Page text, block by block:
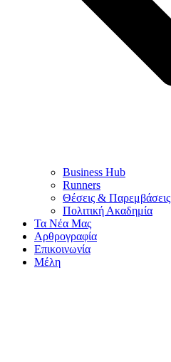
Business Hub
Runners
Θέσεις & Παρεμβάσεις
Πολιτική Ακαδημία
Τα Νέα Μας
Αρθρογραφία
Επικοινωνία
Μέλη